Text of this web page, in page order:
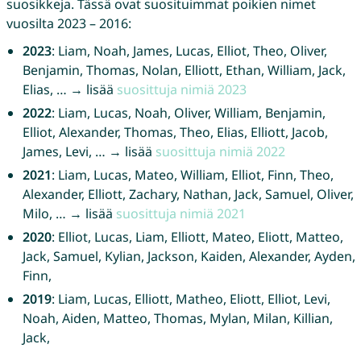
suosikkeja. Tässä ovat suosituimmat poikien nimet
vuosilta 2023 – 2016:
2023: Liam, Noah, James, Lucas, Elliot, Theo, Oliver,
Benjamin, Thomas, Nolan, Elliott, Ethan, William, Jack,
Elias, … → lisää suosittuja nimiä 2023
2022: Liam, Lucas, Noah, Oliver, William, Benjamin,
Elliot, Alexander, Thomas, Theo, Elias, Elliott, Jacob,
James, Levi, … → lisää suosittuja nimiä 2022
2021: Liam, Lucas, Mateo, William, Elliot, Finn, Theo,
Alexander, Elliott, Zachary, Nathan, Jack, Samuel, Oliver,
Milo, … → lisää suosittuja nimiä 2021
2020: Elliot, Lucas, Liam, Elliott, Mateo, Eliott, Matteo,
Jack, Samuel, Kylian, Jackson, Kaiden, Alexander, Ayden,
Finn,
2019: Liam, Lucas, Elliott, Matheo, Eliott, Elliot, Levi,
Noah, Aiden, Matteo, Thomas, Mylan, Milan, Killian,
Jack,